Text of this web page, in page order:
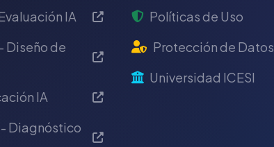
IA
Diseño de
IA
- Diagnóstico
Políticas de Uso
Protección de Datos
Universidad ICESI